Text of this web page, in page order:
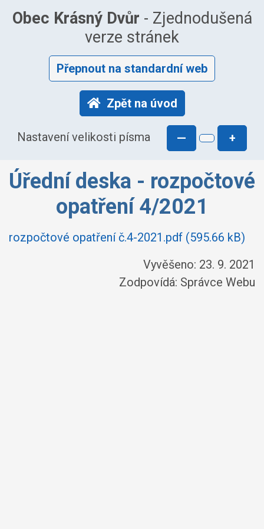
Obec Krásný Dvůr - Zjednodušená
verze stránek
Přepnout na standardní web
Zpět na úvod
Nastavení velikosti písma — +
Úřední deska - rozpočtové
opatření 4/2021
rozpočtové opatření č.4-2021.pdf (595.66 kB)
Vyvěšeno: 23. 9. 2021
Zodpovídá: Správce Webu